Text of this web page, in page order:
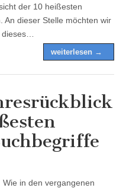
der 10 heißesten
An dieser Stelle möchten wir
weiterlesen →
Wie in den vergangenen